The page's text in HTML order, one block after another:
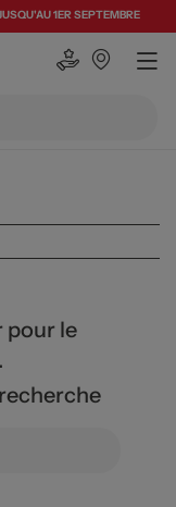
1ER SEPTEMBRE
pour le